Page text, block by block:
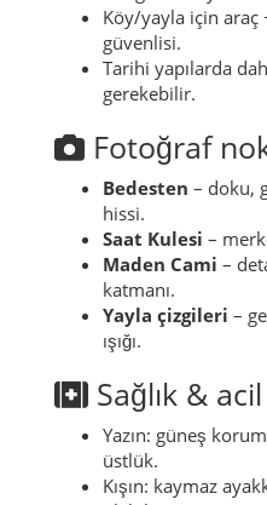
Engelli
Konaklamada
Köy/yayla için araç
güvenlisi.
Tarihi yapılarda
gerekebilir.
Fotoğraf
Bedesten– doku,
hissi.
Maden Cami –
katmanı.
Yayla çizgileri–
ışığı.